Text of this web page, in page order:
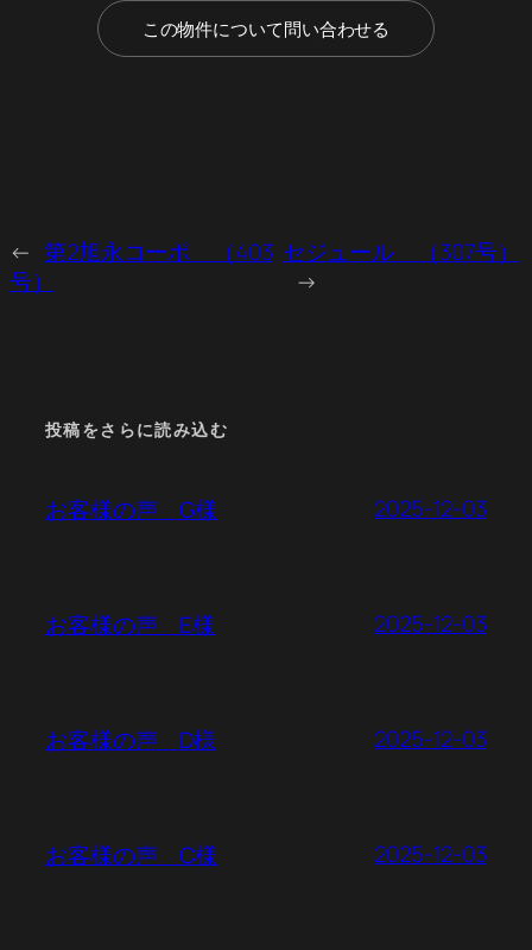
この物件について問い合わせる
← 第2旭永コーポ （403
号）
セジュール （307号）
→
投稿をさらに読み込む
お客様の声 G様 2025-12-03
お客様の声 E様 2025-12-03
お客様の声 D様 2025-12-03
お客様の声 C様 2025-12-03